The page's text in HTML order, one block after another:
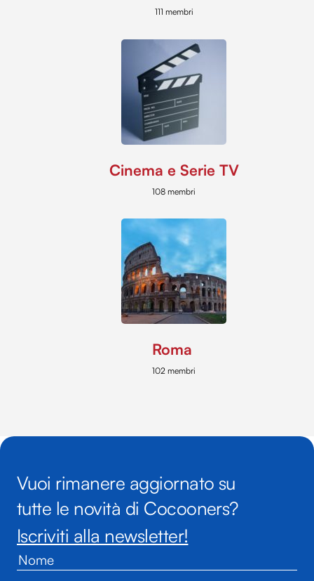
111 membri
Cinema e Serie TV
108 membri
Roma
102 membri
Vuoi rimanere aggiornato su
tutte le novità di Cocooners?
Iscriviti alla newsletter!